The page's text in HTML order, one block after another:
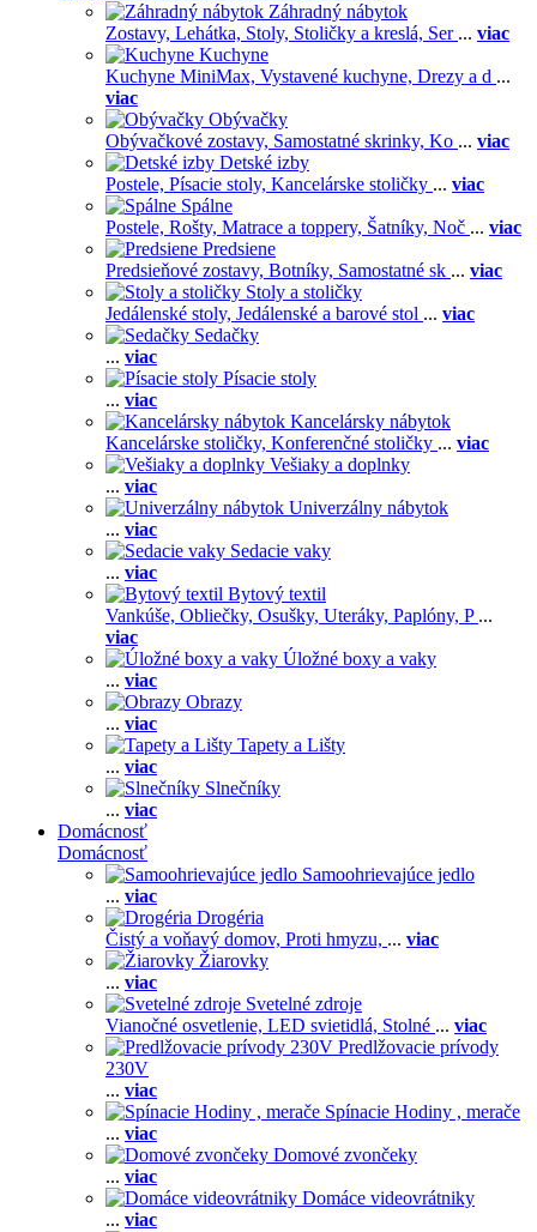
Záhradný nábytok
Zostavy, Lehátka, Stoly, Stoličky a kreslá, Ser ... viac
Kuchyne
Kuchyne MiniMax, Vystavené kuchyne, Drezy a d ...
viac
Obývačky
Obývačkové zostavy, Samostatné skrinky, Ko ... viac
Detské izby
Postele, Písacie stoly, Kancelárske stoličky ... viac
Spálne
Postele, Rošty, Matrace a toppery, Šatníky, Noč ... viac
Predsiene
Predsieňové zostavy, Botníky, Samostatné sk ... viac
Stoly a stoličky
Jedálenské stoly, Jedálenské a barové stol ... viac
Sedačky
... viac
Písacie stoly
... viac
Kancelársky nábytok
Kancelárske stoličky, Konferenčné stoličky ... viac
Vešiaky a doplnky
... viac
Univerzálny nábytok
... viac
Sedacie vaky
... viac
Bytový textil
Vankúše, Obliečky, Osušky, Uteráky, Paplóny, P ...
viac
Úložné boxy a vaky
... viac
Obrazy
... viac
Tapety a Lišty
... viac
Slnečníky
... viac
Domácnosť
Domácnosť
Samoohrievajúce jedlo
... viac
Drogéria
Čistý a voňavý domov, Proti hmyzu, ... viac
Žiarovky
... viac
Svetelné zdroje
Vianočné osvetlenie, LED svietidlá, Stolné ... viac
Predlžovacie prívody
230V
... viac
Spínacie Hodiny , merače
... viac
Domové zvončeky
... viac
Domáce videovrátniky
... viac